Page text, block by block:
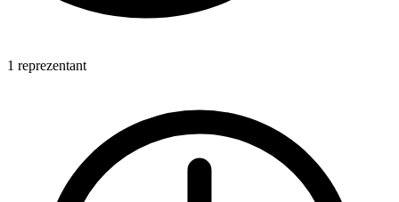
1 reprezentant